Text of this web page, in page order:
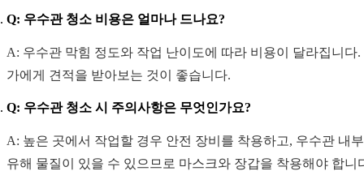
Q: 우수관 청소 비용은 얼마나 드나요?
A: 우수관 막힘 정도와 작업 난이도에 따라 비용이 달라집니다.
가에게 견적을 받아보는 것이 좋습니다.
Q: 우수관 청소 시 주의사항은 무엇인가요?
A: 높은 곳에서 작업할 경우 안전 장비를 착용하고, 우수관 내
유해 물질이 있을 수 있으므로 마스크와 장갑을 착용해야 합니